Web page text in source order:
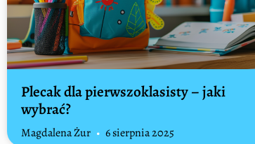
Plecak dla pierwszoklasisty – jaki
wybrać?
Magdalena Żur 6 sierpnia 2025